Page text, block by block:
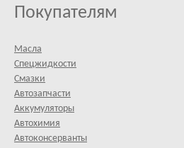
Покупателям
Масла
Спецжидкости
Смазки
Автозапчасти
Аккумуляторы
Автохимия
Автоконсерванты